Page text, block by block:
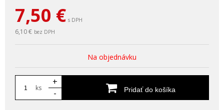
7,50 € s DPH
6,10 € bez DPH
Na objednávku
ks
+
-
Pridať do košíka